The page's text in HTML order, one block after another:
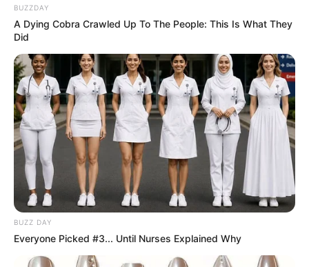
BUZZDAY
A Dying Cobra Crawled Up To The People: This Is What They
Did
BUZZ DAY
Everyone Picked #3... Until Nurses Explained Why